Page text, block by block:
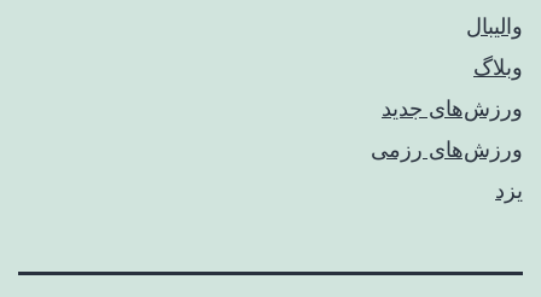
والیبال
وبلاگ
ورزش‌های جدید
ورزش‌های رزمی
یزد